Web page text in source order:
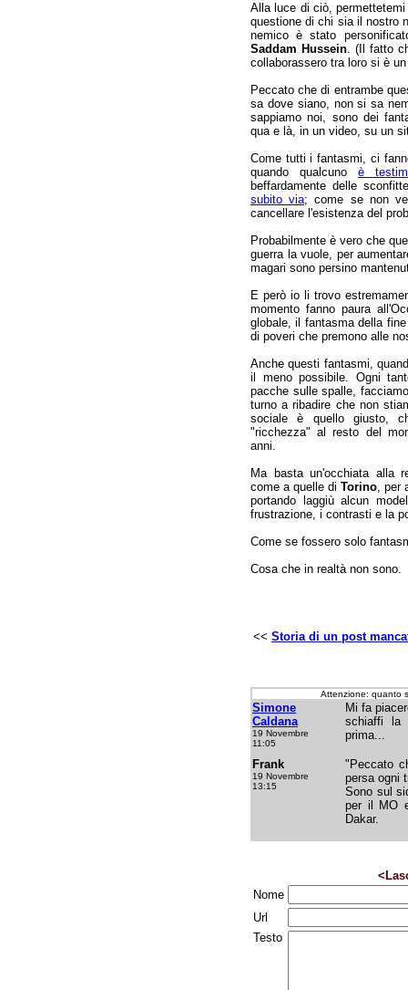
Alla luce di ciò,
questione di chi sia il nostro
nemico è stato
Saddam Hussein. (Il fatto
collaborassero tra loro si è
Peccato che di entrambe
sa dove siano, non si sa
sappiamo noi, sono dei
qua e là, in un video, su un
Come tutti i fantasmi, ci
quando qualcuno è
beffardamente delle
subito via; come se non
cancellare l'esistenza del
Probabilmente è vero che
guerra la vuole, per
magari sono persino
E però io li trovo
momento fanno paura
globale, il fantasma della
di poveri che premono alle
Anche questi fantasmi,
il meno possibile. Ogni
pacche sulle spalle,
turno a ribadire che non
sociale è quello giusto,
"ricchezza" al resto del
anni.
Ma basta un'occhiata alla
come a quelle di Torino, per
portando laggiù alcun
frustrazione, i contrasti e la
Come se fossero solo
Cosa che in realtà non sono.
<< Storia di un post
Attenzione: quanto
Simone
Caldana
19 Novembre
11:05
Mi fa
schiaffi la
prima...
Frank
19 Novembre
13:15
"Peccato
persa ogni
Sono sul
per il MO
Dakar.
Nome
Url
Testo